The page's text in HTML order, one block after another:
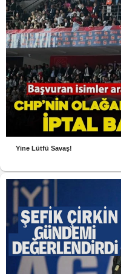
Yine Lütfü Savaş!